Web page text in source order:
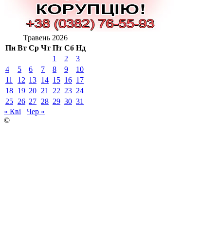
Травень 2026
Пн Вт Ср Чт Пт Сб Нд
1
2
3
4
5 6 7 8 9
10
11
12 13 14 15 16 17
18 19 20 21 22 23 24
25 26 27 28 29 30 31
« Кві
Чер »
©